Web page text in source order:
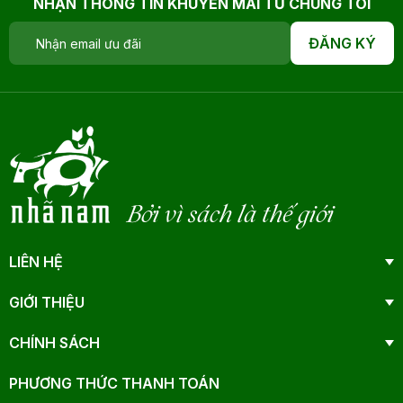
NHẬN THÔNG TIN KHUYẾN MÃI TỪ CHÚNG TÔI
ĐĂNG KÝ
Bởi vì sách là thế giới
LIÊN HỆ
GIỚI THIỆU
CHÍNH SÁCH
PHƯƠNG THỨC THANH TOÁN